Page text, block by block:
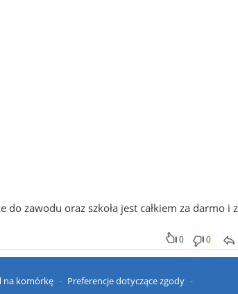
zawodu oraz szkoła jest całkiem za darmo i
0 0
na komórkę
Preferencje dotyczące zgody